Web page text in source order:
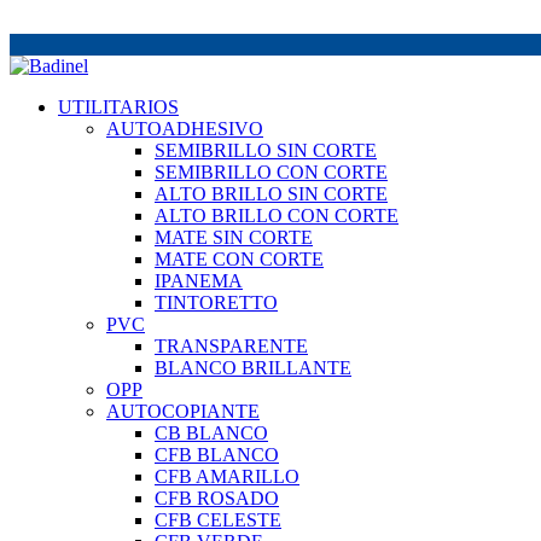
UTILITARIOS
AUTOADHESIVO
SEMIBRILLO SIN CORTE
SEMIBRILLO CON CORTE
ALTO BRILLO SIN CORTE
ALTO BRILLO CON CORTE
MATE SIN CORTE
MATE CON CORTE
IPANEMA
TINTORETTO
PVC
TRANSPARENTE
BLANCO BRILLANTE
OPP
AUTOCOPIANTE
CB BLANCO
CFB BLANCO
CFB AMARILLO
CFB ROSADO
CFB CELESTE